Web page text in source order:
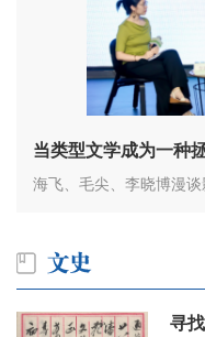
当类型文学成为一种
海飞、毛尖、李晓博漫
寻